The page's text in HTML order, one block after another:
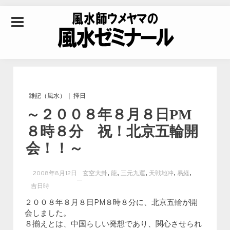
水ゼミナール｜風水
学・四柱推命学・易
学を合わせた立命講
座
雑記（風水） 擇日
～２００８年８月８日PM
８時８分 祝！北京五輪開
会！！～
2008年8月12日 玄空大卦,龍,三元九運, 天戦地冲, 易経,
吉日時
２００８年８月８日PM８時８分に、北京五輪が開
会しました。
８揃えとは、中国らしい発想であり、関心させられ